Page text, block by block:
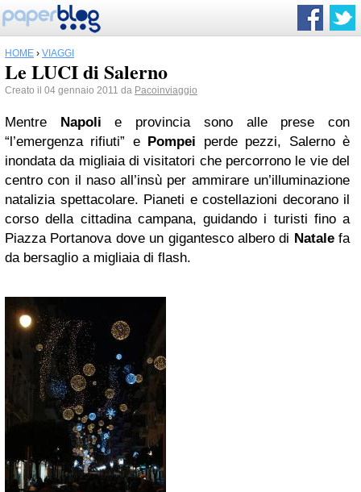
HOME › VIAGGI
Le LUCI di Salerno
Creato il 04 gennaio 2011 da Pacoinviaggio
Mentre Napoli e provincia sono alle prese con
“l’emergenza rifiuti” e Pompei perde pezzi, Salerno è
inondata da migliaia di visitatori che percorrono le vie del
centro con il naso all’insù per ammirare un’illuminazione
natalizia spettacolare. Pianeti e costellazioni decorano il
corso della cittadina campana, guidando i turisti fino a
Piazza Portanova dove un gigantesco albero di Natalefa
da bersaglio a migliaia di flash.